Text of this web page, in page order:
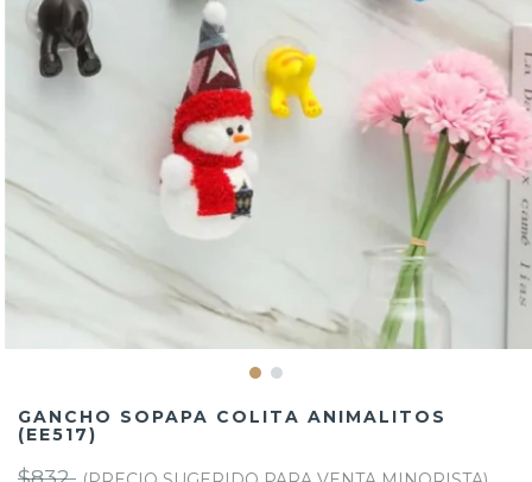
GANCHO SOPAPA COLITA ANIMALITOS
(EE517)